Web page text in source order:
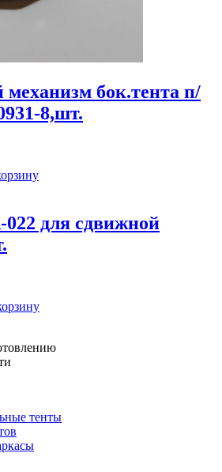
бок.тента п/
8,шт.
022 для сдвижной
тенты